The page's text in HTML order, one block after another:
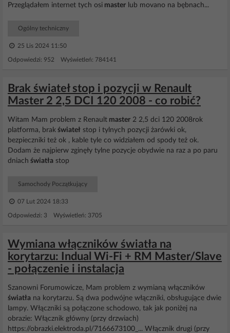
Przeglądałem internet tych osi master lub movano na bębnach...
Ogólny techniczny
25 Lis 2024 11:50
Odpowiedzi: 952 Wyświetleń: 784141
Brak świateł stop i pozycji w Renault
Master 2 2,5 DCI 120 2008 - co robić?
Witam Mam problem z Renault master 2 2,5 dci 120 2008rok
platforma, brak świateł stop i tylnych pozycji żarówki ok,
bezpieczniki też ok , kable tyle co widziałem od spody też ok.
Dodam że najpierw zginęły tylne pozycje obydwie na raz a po paru
dniach światła stop
Samochody Początkujący
07 Lut 2024 18:33
Odpowiedzi: 3 Wyświetleń: 3705
Wymiana włączników światła na
korytarzu: Indual Wi-Fi + RM Master/Slave
- połączenie i instalacja
Szanowni Forumowicze, Mam problem z wymianą włączników
światła na korytarzu. Są dwa podwójne włączniki, obsługujące dwie
lampy. Włączniki są połączone schodowo, tak jak poniżej na
obrazie: Włącznik główny (przy drzwiach)
https://obrazki.elektroda.pl/7166673100_... Włącznik drugi (przy